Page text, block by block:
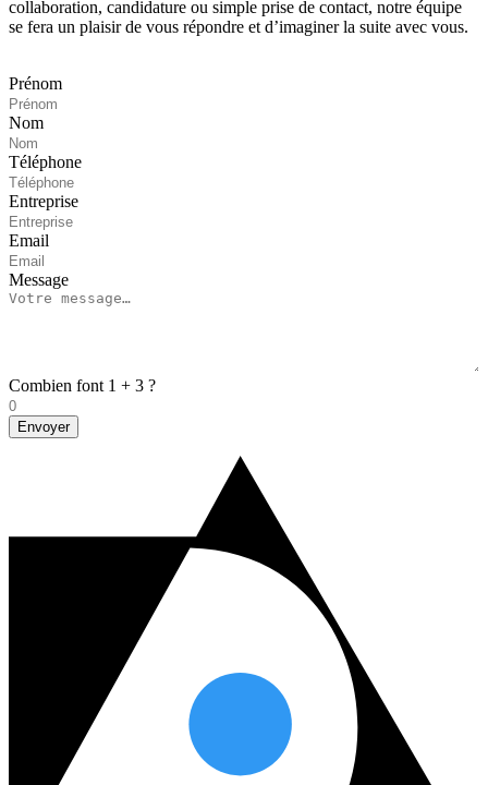
collaboration, candidature ou simple prise de contact, notre équipe
se fera un plaisir de vous répondre et d’imaginer la suite avec vous.
Prénom
Nom
Téléphone
Entreprise
Email
Message
Combien font 1 + 3 ?
Envoyer